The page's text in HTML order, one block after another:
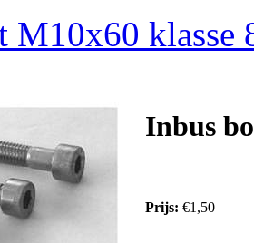
M10x60 klasse
Inbus
Prijs: €1,50